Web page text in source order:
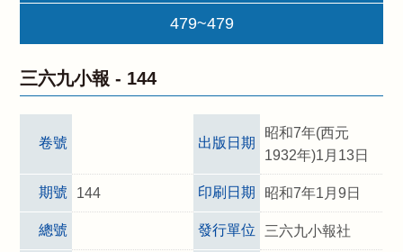
479~479
三六九小報 - 144
卷號 出版日期
昭和7年(西元
1932年)1月13日
期號 144 印刷日期 昭和7年1月9日
總號 發行單位 三六九小報社